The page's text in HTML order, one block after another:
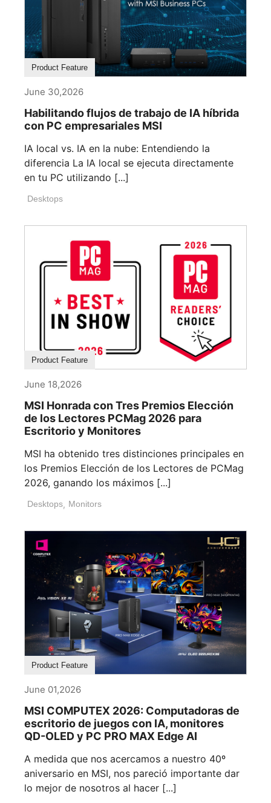
Product Feature
June 30,2026
Habilitando flujos de trabajo de IA híbrida
con PC empresariales MSI
IA local vs. IA en la nube: Entendiendo la
diferencia La IA local se ejecuta directamente
en tu PC utilizando [...]
Desktops
Product Feature
June 18,2026
MSI Honrada con Tres Premios Elección
de los Lectores PCMag 2026 para
Escritorio y Monitores
MSI ha obtenido tres distinciones principales en
los Premios Elección de los Lectores de PCMag
2026, ganando los máximos [...]
Desktops, Monitors
Product Feature
June 01,2026
MSI COMPUTEX 2026: Computadoras de
escritorio de juegos con IA, monitores
QD-OLED y PC PRO MAX Edge AI
A medida que nos acercamos a nuestro 40º
aniversario en MSI, nos pareció importante dar
lo mejor de nosotros al hacer [...]